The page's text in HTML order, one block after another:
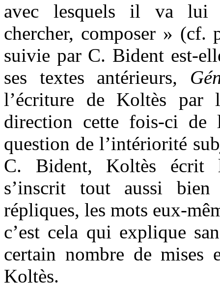
avec lesquels il va lui
chercher, composer » (cf.
suivie par C. Bident est-
ses textes antérieurs,
l’écriture de Koltès par
direction cette fois-ci de
question de l’intériorité
C. Bident, Koltès écrit
s’inscrit tout aussi
répliques, les mots eux-
c’est cela qui explique
certain nombre de mises
Koltès.